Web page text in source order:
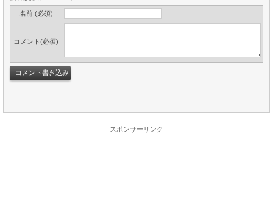
名前 (必須)
コメント(必須)
スポンサーリンク